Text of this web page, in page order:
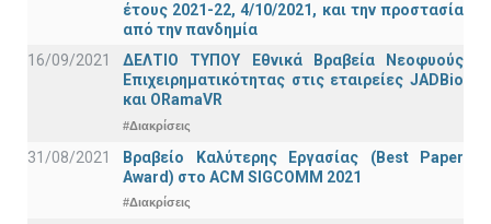
έτους 2021-22, 4/10/2021, και την προστασία
από την πανδημία
16/09/2021
ΔΕΛΤΙΟ ΤΥΠΟΥ Εθνικά Βραβεία Νεοφυούς
Επιχειρηματικότητας στις εταιρείες JADBio
και ORamaVR
#Διακρίσεις
31/08/2021
Βραβείο Καλύτερης Εργασίας (Best Paper
Award) στο ACM SIGCOMM 2021
#Διακρίσεις